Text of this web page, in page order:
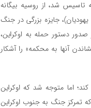
مدیترانه تاسیس شد، از روسیه بیگانه
جایزه بزرگی در جنگ
دستور حمله به اوکراین،
آنها به محکمه» را آشکار
اما متوجه شد که اوکراین
تمرکز جنگ به جنوب اوکراین